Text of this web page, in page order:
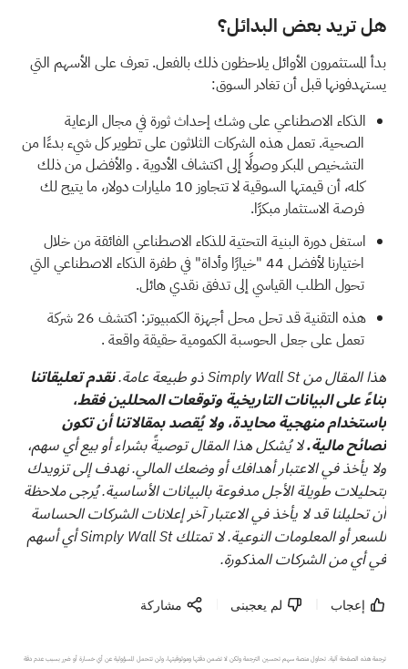
هل تريد بعض البدائل؟
بدأ المستثمرون الأوائل يلاحظون ذلك بالفعل. تعرف على الأسهم التي
يستهدفونها قبل أن تغادر السوق:
الذكاء الاصطناعي على وشك إحداث ثورة في مجال الرعاية
الصحية. تعمل هذه الشركات الثلاثون على تطوير كل شيء بدءًا من
التشخيص المبكر وصولًا إلى اكتشاف الأدوية. والأفضل من ذلك
كله، أن قيمتها السوقية لا تتجاوز 10 مليارات دولار، ما يتيح لك
فرصة الاستثمار مبكرًا.
استغل دورة البنية التحتية للذكاء الاصطناعي الفائقة من خلال
اختيارنا لأفضل 44 "خيارًا وأداة" في طفرة الذكاء الاصطناعي
التي
تحول الطلب القياسي إلى تدفق نقدي هائل.
هذه التقنية قد تحل محل أجهزة الكمبيوتر: اكتشف
26 شركة
تعمل على جعل الحوسبة الكمومية حقيقة واقعة.
هذا المقال من Simply Wall St ذو طبيعة عامة.
نقدم تعليقاتنا
بناءً على البيانات التاريخية وتوقعات المحللين فقط،
باستخدام منهجية محايدة، ولا يُقصد بمقالاتنا أن تكون
نصائح مالية.لا يُشكل هذا المقال توصيةً بشراء أو بيع أي سهم،
ولا يأخذ في الاعتبار أهدافك أو وضعك المالي. نهدف إلى تزويدك
بتحليلات طويلة الأجل مدفوعة بالبيانات الأساسية. يُرجى ملاحظة
أن تحليلنا قد لا يأخذ في الاعتبار آخر إعلانات الشركات الحساسة
للسعر أو المعلومات النوعية. لا تمتلك Simply Wall St أي أسهم
في أي من الشركات المذكورة.
إعجاب لم يعجبنى مشاركة
ترجمة هذه الصفحة آلية. تحاول منصة سهم تحسين الترجمة ولكن لا تضمن دقتها وموثوقيتها، ولن تتحمل المسؤولية عن أي خسارة أو ضرر بسبب عدم دقة